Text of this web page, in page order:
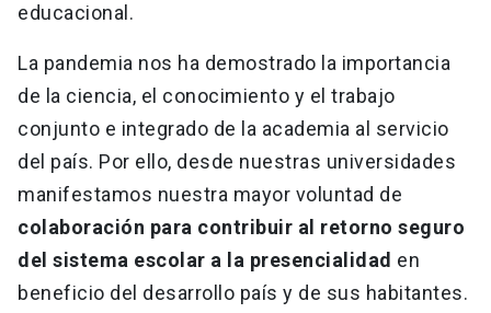
educacional.
La pandemia nos ha demostrado la importancia
de la ciencia, el conocimiento y el trabajo
conjunto e integrado de la academia al servicio
del país. Por ello, desde nuestras universidades
manifestamos nuestra mayor voluntad de
colaboración para contribuir al retorno seguro
del sistema escolar a la presencialidad en
beneficio del desarrollo país y de sus habitantes.